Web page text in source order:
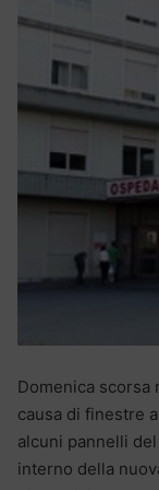
Domenica scorsa
causa di finestre
alcuni pannelli
interno della